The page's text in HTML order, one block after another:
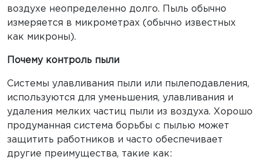
воздухе неопределенно долго. Пыль обычно
измеряется в микрометрах (обычно известных
как микроны).
Почему контроль пыли
Системы улавливания пыли или пылеподавления,
используются для уменьшения, улавливания и
удаления мелких частиц пыли из воздуха. Хорошо
продуманная система борьбы с пылью может
защитить работников и часто обеспечивает
другие преимущества, такие как: